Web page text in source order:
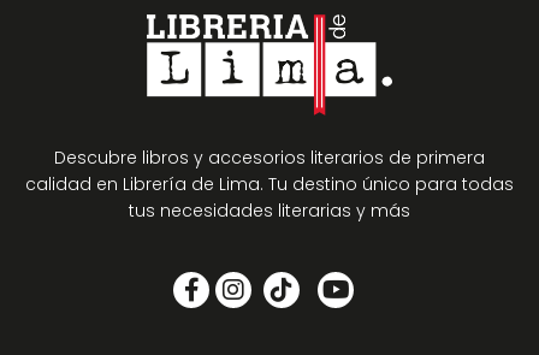
Descubre libros y accesorios literarios de primera
calidad en Librería de Lima. Tu destino único para todas
tus necesidades literarias y más